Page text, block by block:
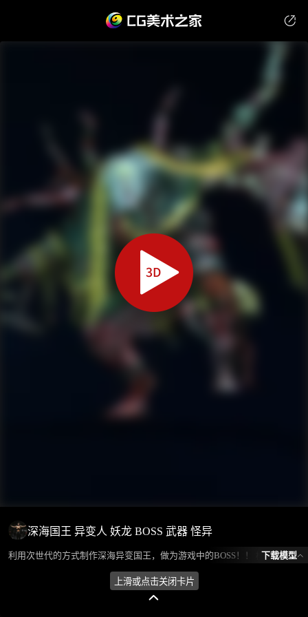
深海国王 异变人 妖龙 BOSS 武器 怪异
利用次世代的方式制作深海异变国王，做为游戏中的BOSS！！ 模型所属分类为“人物角色-人型怪物”，模型风格为写实,西方，模型ID为101189，本模型由设计师 Huan环 在2024-08-15 19:45:33上传，含.glb，.gltf，.fbx(FBX)相关源文件下载格式，点数为154920，面数为207966，材质数为44，贴图数为40，CG美术之家持续为您更新与数字孪生、影视动画和游戏VR等相关优质资源。
下载模型
上滑或点击关闭卡片